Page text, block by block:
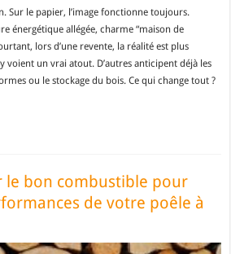
Sur le papier, l’image fonctionne toujours.
énergétique allégée, charme “maison de
lors d’une revente, la réalité est plus
voient un vrai atout. D’autres anticipent déjà les
ou le stockage du bois. Ce qui change tout ?
le bon combustible pour
de votre poêle à